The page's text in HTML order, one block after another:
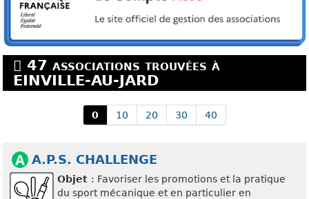
47 associations trouvées à
EINVILLE-AU-JARD
0 10 20 30 40
A.P.S. CHALLENGE
Objet : Favoriser les promotions et la pratique
du sport mécanique et en particulier en